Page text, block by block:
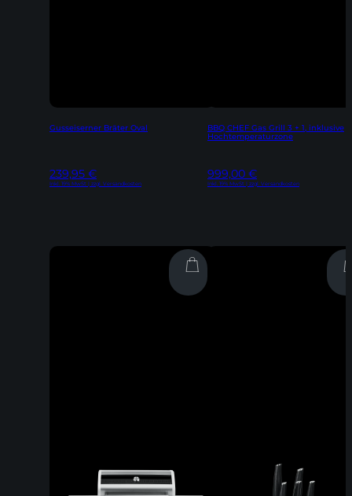
Gusseiserner Bräter Oval
239,95 €
Inkl. 19% MwSt | zzgl. Versandkosten
BBQ CHEF Gas Grill 3 + 1, inklusive
Hochtemperaturzone
999,00 €
Inkl. 19% MwSt | zzgl. Versandkosten